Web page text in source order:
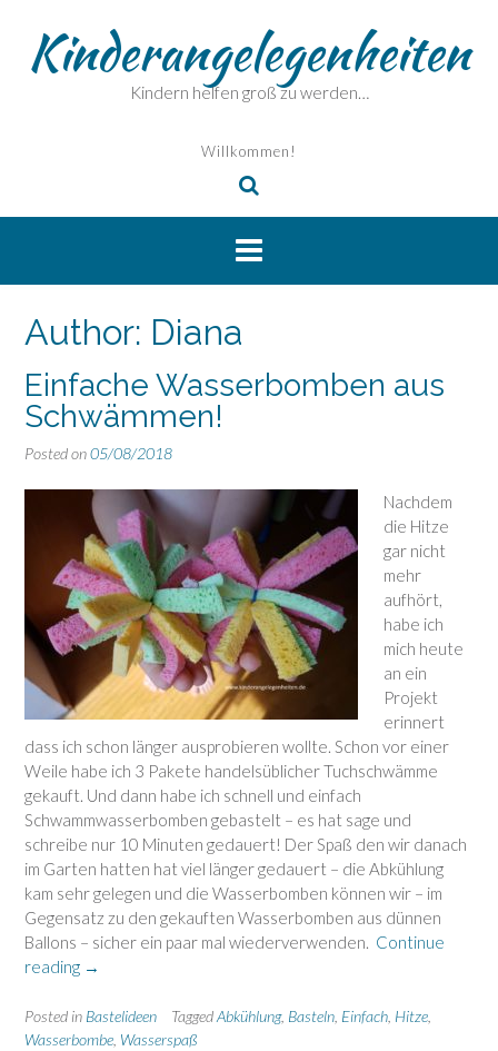
contentKinderangelegenheiten
Kindern helfen groß zu werden…
Willkommen!
Author: Diana
Einfache Wasserbomben aus
Schwämmen!
Posted on05/08/2018
Nachdem
die Hitze
gar nicht
mehr
aufhört,
habe ich
mich heute
an ein
Projekt
erinnert
dass ich schon länger ausprobieren wollte. Schon vor einer
Weile habe ich 3 Pakete handelsüblicher Tuchschwämme
gekauft. Und dann habe ich schnell und einfach
Schwammwasserbomben gebastelt – es hat sage und
schreibe nur 10 Minuten gedauert! Der Spaß den wir danach
im Garten hatten hat viel länger gedauert – die Abkühlung
kam sehr gelegen und die Wasserbomben können wir – im
Gegensatz zu den gekauften Wasserbomben aus dünnen
Ballons – sicher ein paar mal wiederverwenden. Continue
reading “Einfache
aus
Schwämmen!”
→
Posted in Bastelideen TaggedAbkühlung, Basteln Einfach Hitze
Wasserbombe Wasserspaß